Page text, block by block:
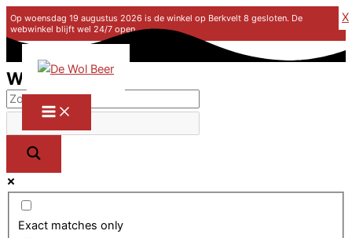
Op woensdag 19 augustus 2026 is de winkel op Berkvelt 8 gesloten. De
webwinkel blijft wel 24/7 open.
X
Winkel
Exact matches only